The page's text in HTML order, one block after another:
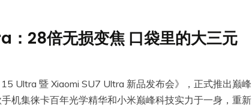
：28倍无损变焦 口袋里的大三元
Ultra 暨 Xiaomi SU7 Ultra 新品发布会》，正式推出巅峰
机集徕卡百年光学精华和小米巅峰科技实力于一身，重新